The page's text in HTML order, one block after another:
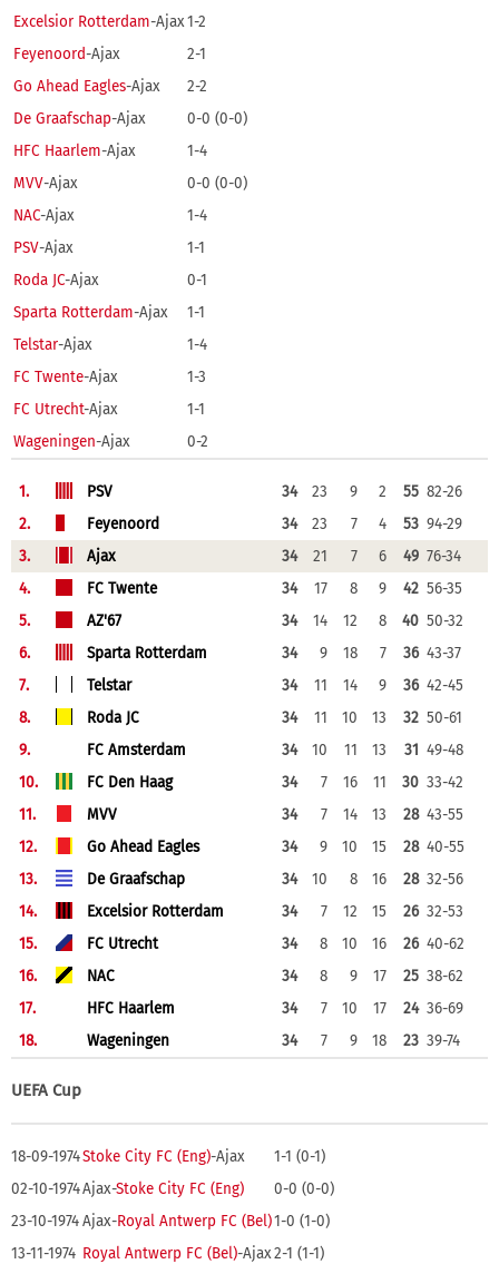
Excelsior Rotterdam-Ajax1-2
Feyenoord-Ajax
2-1
Go Ahead Eagles-Ajax
2-2
De Graafschap-Ajax
0-0 (0-0)
HFC Haarlem-Ajax
1-4
MVV-Ajax
0-0 (0-0)
NAC-Ajax
1-4
PSV-Ajax
1-1
Roda JC-Ajax
0-1
Sparta Rotterdam-Ajax
1-1
Telstar-Ajax
1-4
FC Twente-Ajax
1-3
FC Utrecht-Ajax
1-1
Wageningen-Ajax 0-2
1. PSV 34 23 9 2 55 82-26
2.
Feyenoord 34 23 7 4 53 94-29
3.
Ajax 34 21 7 6 49 76-34
4.
FC Twente 34 17 8 9 42 56-35
5.
AZ'67 34 14 12 8 40 50-32
6.
Sparta Rotterdam 34 9 18 7 36 43-37
7.
Telstar 34 11 14 9 36 42-45
8.
Roda JC 34 11 10 13 32 50-61
9.
FC Amsterdam 34 10 11 13 31 49-48
10.
FC Den Haag 34 7 16 11 30 33-42
11.
MVV 34 7 14 13 28 43-55
12.
Go Ahead Eagles 34 9 10 15 28 40-55
13.
De Graafschap 34 10 8 16 28 32-56
14.
Excelsior Rotterdam 34 7 12 15 26 32-53
15.
FC Utrecht 34 8 10 16 26 40-62
16.
NAC 34 8 9 17 25 38-62
17.
HFC Haarlem 34 7 10 17 24 36-69
18.
Wageningen 34 7 9 18 23 39-74
UEFA Cup
18-09-1974Stoke City FC (Eng)-Ajax
1-1 (0-1)
02-10-1974Ajax-Stoke City FC (Eng)
0-0 (0-0)
23-10-1974Ajax-Royal Antwerp FC (Bel)1-0 (1-0)
13-11-1974 Royal Antwerp FC (Bel)-Ajax2-1 (1-1)